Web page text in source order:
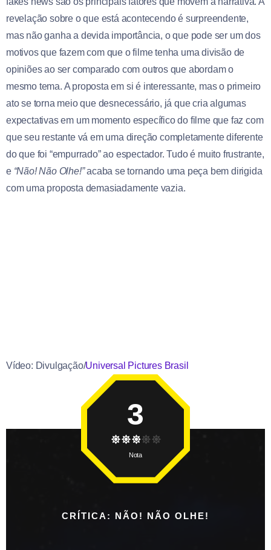
revelação sobre o que está acontecendo é surpreendente,
mas não ganha a devida importância, o que pode ser um dos
motivos que fazem com que o filme tenha uma divisão de
opiniões ao ser comparado com outros que abordam o
mesmo tema. A proposta em si é interessante, mas o primeiro
ato se torna meio que desnecessário, já que cria algumas
expectativas em um momento específico do filme que faz com
que seu restante vá em uma direção completamente diferente
do que foi “empurrado” ao espectador. Tudo é muito frustrante,
e“Não! Não Olhe!”acaba se tornando uma peça bem dirigida
com uma proposta demasiadamente vazia.
Vídeo: Divulgação/Universal Pictures Brasil
CRÍTICA: NÃO! NÃO OLHE!
3
Nota